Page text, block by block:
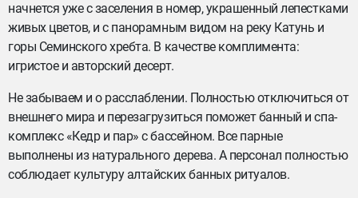
начнется уже с заселения в номер, украшенный лепестками
живых цветов, и с панорамным видом на реку Катунь и
горы Семинского хребта. В качестве комплимента:
игристое и авторский десерт.
Не забываем и о расслаблении. Полностью отключиться от
внешнего мира и перезагрузиться поможет банный и спа-
комплекс «Кедр и пар» с бассейном. Все парные
выполнены из натурального дерева. А персонал полностью
соблюдает культуру алтайских банных ритуалов.